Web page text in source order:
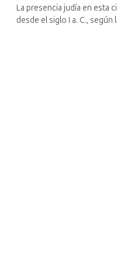
La presencia judía en esta
desde el siglo I a. C.,